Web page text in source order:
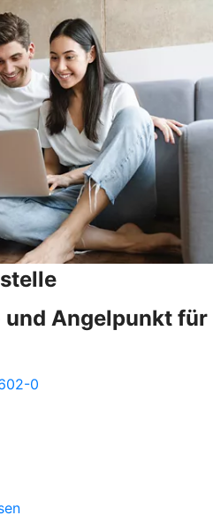
Angelpunkt für
0